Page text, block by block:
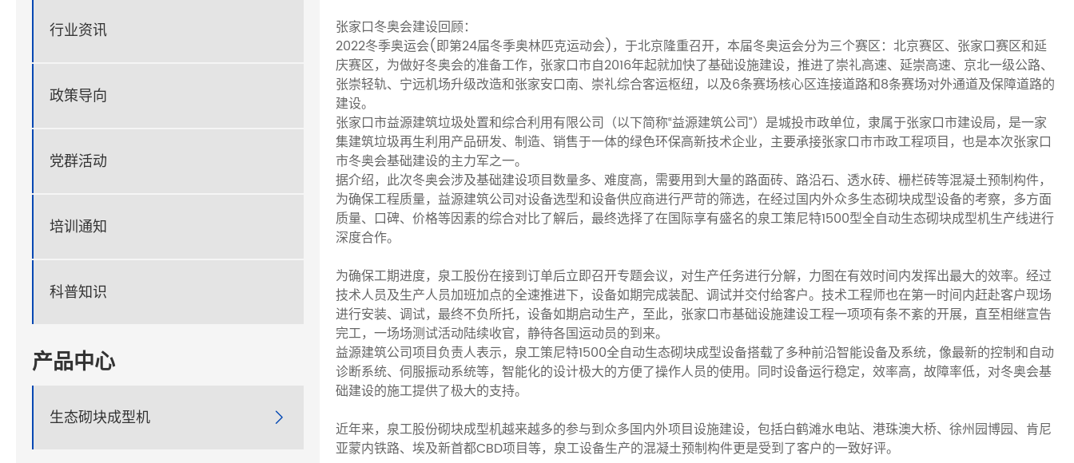
行业资讯
政策导向
党群活动
培训通知
科普知识
产品中心
生态砌块成型机 
张家口冬奥会建设回顾：
2022冬季奥运会(即第24届冬季奥林匹克运动会)，于北京隆重召开，本届冬奥运会分为三个赛区：北京赛区、张家口赛区和延
庆赛区，为做好冬奥会的准备工作，张家口市自2016年起就加快了基础设施建设，推进了崇礼高速、延崇高速、京北一级公路、
张崇轻轨、宁远机场升级改造和张家安口南、崇礼综合客运枢纽，以及6条赛场核心区连接道路和8条赛场对外通道及保障道路的
建设。
张家口市益源建筑垃圾处置和综合利用有限公司（以下简称“益源建筑公司”）是城投市政单位，隶属于张家口市建设局，是一家
集建筑垃圾再生利用产品研发、制造、销售于一体的绿色环保高新技术企业，主要承接张家口市市政工程项目，也是本次张家口
市冬奥会基础建设的主力军之一。
据介绍，此次冬奥会涉及基础建设项目数量多、难度高，需要用到大量的路面砖、路沿石、透水砖、栅栏砖等混凝土预制构件，
为确保工程质量，益源建筑公司对设备选型和设备供应商进行严苛的筛选，在经过国内外众多生态砌块成型设备的考察，多方面
质量、口碑、价格等因素的综合对比了解后，最终选择了在国际享有盛名的泉工策尼特1500型全自动生态砌块成型机生产线进行
深度合作。
为确保工期进度，泉工股份在接到订单后立即召开专题会议，对生产任务进行分解，力图在有效时间内发挥出最大的效率。经过
技术人员及生产人员加班加点的全速推进下，设备如期完成装配、调试并交付给客户。技术工程师也在第一时间内赶赴客户现场
进行安装、调试，最终不负所托，设备如期启动生产，至此，张家口市基础设施建设工程一项项有条不紊的开展，直至相继宣告
完工，一场场测试活动陆续收官，静待各国运动员的到来。
益源建筑公司项目负责人表示，泉工策尼特1500全自动生态砌块成型设备搭载了多种前沿智能设备及系统，像最新的控制和自动
诊断系统、伺服振动系统等，智能化的设计极大的方便了操作人员的使用。同时设备运行稳定，效率高，故障率低，对冬奥会基
础建设的施工提供了极大的支持。
近年来，泉工股份砌块成型机越来越多的参与到众多国内外项目设施建设，包括白鹤滩水电站、港珠澳大桥、徐州园博园、肯尼
亚蒙内铁路、埃及新首都CBD项目等，泉工设备生产的混凝土预制构件更是受到了客户的一致好评。